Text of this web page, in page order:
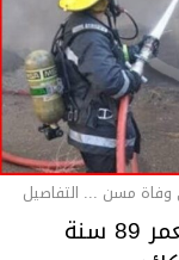
مسن ... التفاصيل
توفي يوم أمس مسن يبلغ من العمر 89 سنة